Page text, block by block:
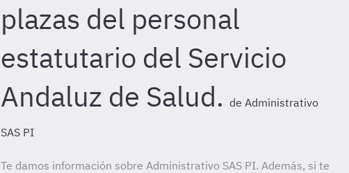
plazas del personal
estatutario del Servicio
Andaluz de Salud. de Administrativo
SAS PI
Te damos información sobre Administrativo SAS PI. Además, si te